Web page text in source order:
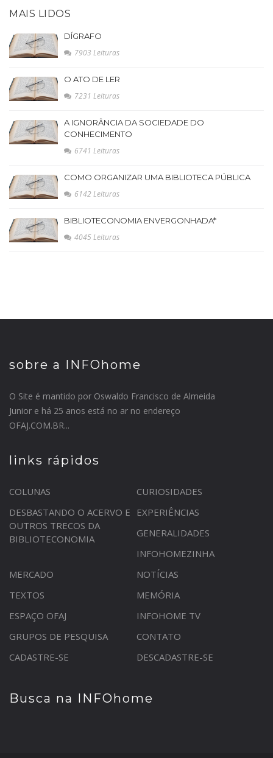
MAIS LIDOS
DÍGRAFO
7903 Leituras
O ATO DE LER
7231 Leituras
A IGNORÂNCIA DA SOCIEDADE DO
CONHECIMENTO
6741 Leituras
COMO ORGANIZAR UMA BIBLIOTECA PÚBLICA
6142 Leituras
BIBLIOTECONOMIA ENVERGONHADA*
4045 Leituras
sobre a INFOhome
O Site é mantido por Oswaldo Francisco de Almeida
Junior e há 25 anos está no ar no endereço
OFAJ.COM.BR...
links rápidos
COLUNAS
CURIOSIDADES
DESBASTANDO O ACERVO E
OUTROS TRECOS DA
BIBLIOTECONOMIA
EXPERIÊNCIAS
GENERALIDADES
INFOHOMEZINHA
MERCADO
NOTÍCIAS
TEXTOS
MEMÓRIA
ESPAÇO OFAJ
INFOHOME TV
GRUPOS DE PESQUISA
CONTATO
CADASTRE-SE
DESCADASTRE-SE
Busca na INFOhome